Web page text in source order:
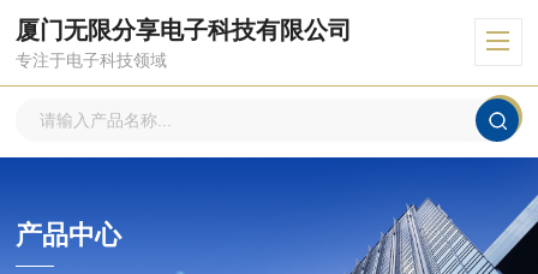
厦门无限分享电子科技有限公司
专注于电子科技领域
产品中心